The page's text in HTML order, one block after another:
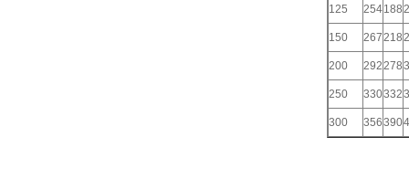
125 254188
150 267218
200 292278
250 330332
300 356390